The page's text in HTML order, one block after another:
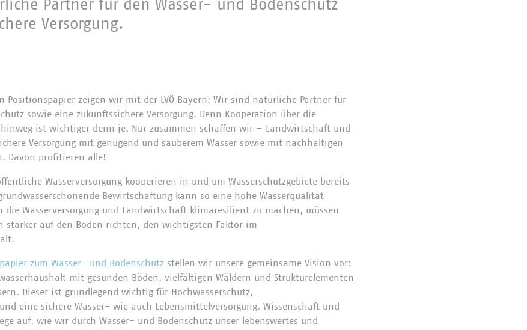
Partner für den Wasser- und Bodenschutz
Versorgung.
Positionspapier zeigen wir mit der LVÖ Bayern: Wir sind natürliche Partner für
sowie eine zukunftssichere Versorgung. Denn Kooperation über die
hinweg ist wichtiger denn je. Nur zusammen schaffen wir – Landwirtschaft und
Versorgung mit genügend und sauberem Wasser sowie mit nachhaltigen
Davon profitieren alle!
Wasserversorgung kooperieren in und um Wasserschutzgebiete bereits
Bewirtschaftung kann so eine hohe Wasserqualität
die Wasserversorgung und Landwirtschaft klimaresilient zu machen, müssen
stärker auf den Boden richten, den wichtigsten Faktor im
zum Wasser- und Bodenschutz stellen wir unsere gemeinsame Vision vor:
mit gesunden Böden, vielfältigen Wäldern und Strukturelementen
Dieser ist grundlegend wichtig für Hochwasserschutz,
eine sichere Wasser- wie auch Lebensmittelversorgung. Wissenschaft und
auf, wie wir durch Wasser- und Bodenschutz unser lebenswertes und